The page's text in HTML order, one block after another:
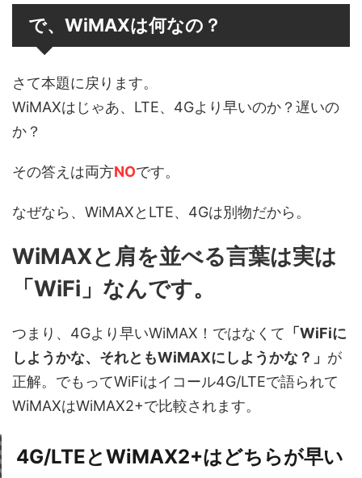
で、WiMAXは何なの？
さて本題に戻ります。
WiMAXはじゃあ、LTE、4Gより早いのか？遅いの
か？
その答えは両方NOです。
なぜなら、WiMAXとLTE、4Gは別物だから。
WiMAXと肩を並べる言葉は実は
「WiFi」なんです。
つまり、4Gより早いWiMAX！ではなくて 「WiFiに
しようかな、それともWiMAXにしようかな？」 が
正解。でもってWiFiはイコール4G/LTEで語られて
WiMAXはWiMAX2+で比較されます。
4G/LTEとWiMAX2+はどちらが早い